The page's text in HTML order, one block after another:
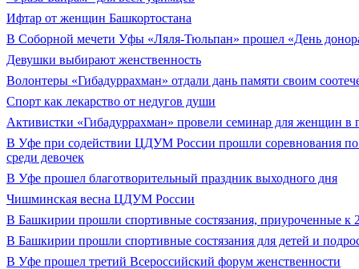
Ифтар от женщин Башкортостана
В Соборной мечети Уфы «Ляля-Тюльпан» прошел «День
Девушки выбирают женственность
Волонтеры «Гибадуррахман» отдали дань памяти своим
Спорт как лекарство от недугов души
Активистки «Гибадуррахман» провели семинар для женщин в
В Уфе при содействии ЦДУМ России прошли соревнования по
среди девочек
В Уфе прошел благотворительный праздник выходного дня
Чишминская весна ЦДУМ России
В Башкирии прошли спортивные состязания, приуроченные к
В Башкирии прошли спортивные состязания для детей и
В Уфе прошел третий Всероссийский форум женственности